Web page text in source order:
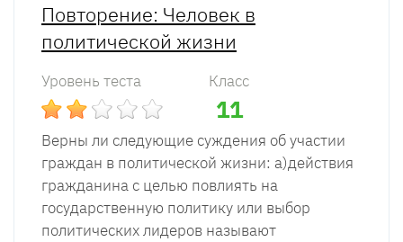
Повторение: Человек в
политической жизни
Уровень теста Класс
11
Верны ли следующие суждения об участии
граждан в политической жизни: а)действия
гражданина с целью повлиять на
государственную политику или выбор
политических лидеров называют